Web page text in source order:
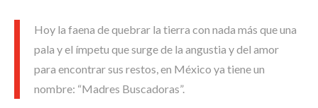
Hoy la faena de quebrar la tierra con nada más que una
pala y el ímpetu que surge de la angustia y del amor
para encontrar sus restos, en México ya tiene un
nombre: “Madres Buscadoras”.